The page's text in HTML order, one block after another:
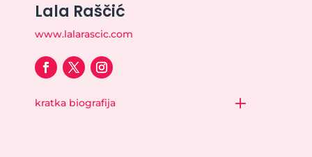
Lala Raščić
www.lalarascic.com
kratka biografija